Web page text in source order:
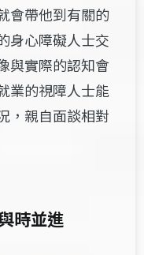
會帶他到有關的
身心障礙人士交
與實際的認知會
業的視障人士能
，親自面談相對
時並進